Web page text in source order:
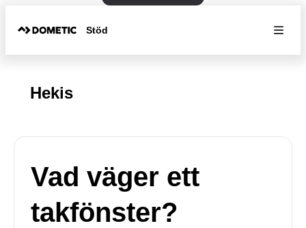
Stöd
Hekis
Vad väger ett
takfönster?